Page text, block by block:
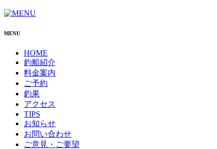
MENU
HOME
釣船紹介
料金案内
ご予約
釣果
アクセス
TIPS
お知らせ
お問い合わせ
ご意見・ご要望